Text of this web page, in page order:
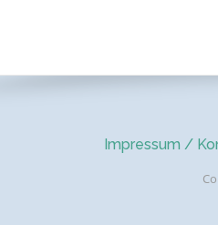
Impressum /